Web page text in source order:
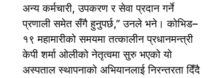
अन्य कर्मचारी, उपकरण र सेवा प्रदान गर्ने
प्रणाली समेत सँगै हुनुपर्छ,” उनले भने। कोभिड–
१९ महामारीको समयमा तत्कालीन प्रधानमन्त्री
केपी शर्मा ओलीको नेतृत्वमा सुरु भएको यो
अस्पताल स्थापनाको अभियानलाई निरन्तरता दिँदै